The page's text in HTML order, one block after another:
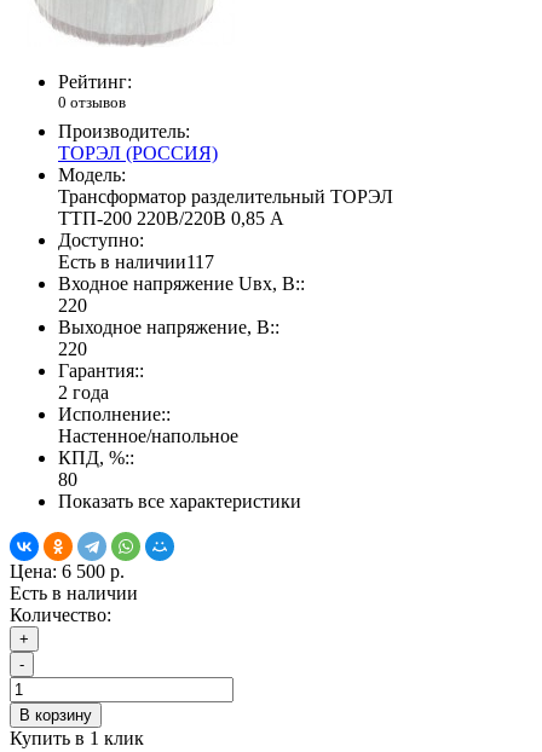
Рейтинг:
0 отзывов
Производитель:
ТОРЭЛ (РОССИЯ)
Модель:
Трансформатор разделительный ТОРЭЛ
ТТП-200 220В/220В 0,85 А
Доступно:
Есть в наличии117
Входное напряжение Uвх, В::
220
Выходное напряжение, В::
220
Гарантия::
2 года
Исполнение::
Настенное/напольное
КПД, %::
80
Показать все характеристики
Цена: 6 500 р.
Есть в наличии
Количество:
+
-
В корзину
Купить в 1 клик